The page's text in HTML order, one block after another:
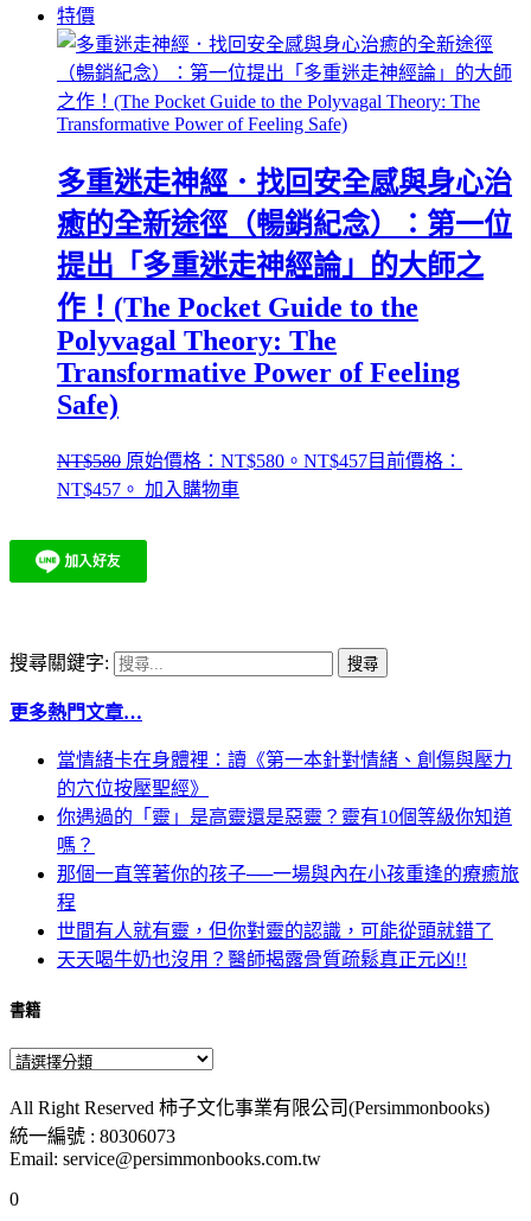
特價
多重迷走神經．找回安全感與身心治
癒的全新途徑（暢銷紀念）：第一位
提出「多重迷走神經論」的大師之
作！(The Pocket Guide to the
Polyvagal Theory: The
Transformative Power of Feeling
Safe)
NT$580 原始價格：NT$580。 NT$457目前價格：
NT$457。 加入購物車
搜尋關鍵字:
更多熱門文章…
當情緒卡在身體裡：讀《第一本針對情緒、創傷與壓力
的穴位按壓聖經》
你遇過的「靈」是高靈還是惡靈？靈有10個等級你知道
嗎？
那個一直等著你的孩子──一場與內在小孩重逢的療癒旅
程
世間有人就有靈，但你對靈的認識，可能從頭就錯了
天天喝牛奶也沒用？醫師揭露骨質疏鬆真正元凶!!
書籍
All Right Reserved 柿子文化事業有限公司(Persimmonbooks)
統一編號 : 80306073
Email: service@persimmonbooks.com.tw
0